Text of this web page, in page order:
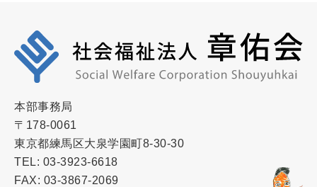
本部事務局
〒178-0061
東京都練馬区大泉学園町8-30-30
TEL: 03-3923-6618
FAX: 03-3867-2069